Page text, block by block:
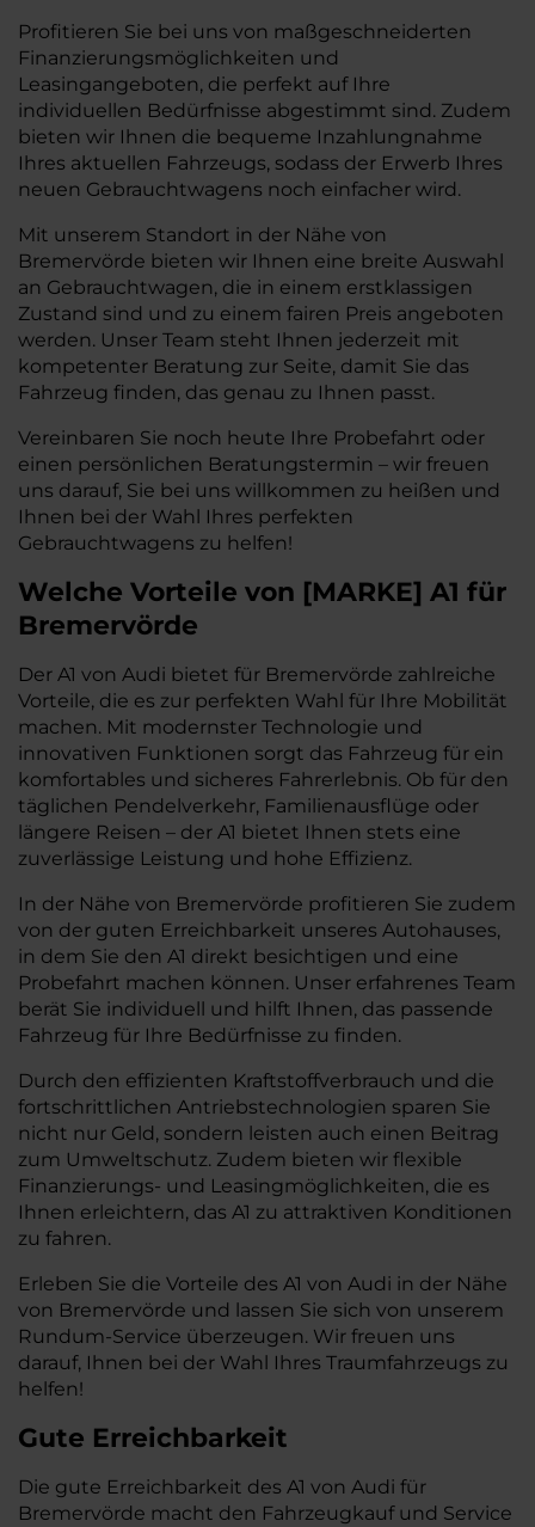
Profitieren Sie bei uns von maßgeschneiderten
Finanzierungsmöglichkeiten und
Leasingangeboten, die perfekt auf Ihre
individuellen Bedürfnisse abgestimmt sind. Zudem
bieten wir Ihnen die bequeme Inzahlungnahme
Ihres aktuellen Fahrzeugs, sodass der Erwerb Ihres
neuen Gebrauchtwagens noch einfacher wird.
Mit unserem Standort in der Nähe von
Bremervörde bieten wir Ihnen eine breite Auswahl
an Gebrauchtwagen, die in einem erstklassigen
Zustand sind und zu einem fairen Preis angeboten
werden. Unser Team steht Ihnen jederzeit mit
kompetenter Beratung zur Seite, damit Sie das
Fahrzeug finden, das genau zu Ihnen passt.
Vereinbaren Sie noch heute Ihre Probefahrt oder
einen persönlichen Beratungstermin – wir freuen
uns darauf, Sie bei uns willkommen zu heißen und
Ihnen bei der Wahl Ihres perfekten
Gebrauchtwagens zu helfen!
Welche Vorteile von [MARKE] A1 für
Bremervörde
Der A1 von Audi bietet für Bremervörde zahlreiche
Vorteile, die es zur perfekten Wahl für Ihre Mobilität
machen. Mit modernster Technologie und
innovativen Funktionen sorgt das Fahrzeug für ein
komfortables und sicheres Fahrerlebnis. Ob für den
täglichen Pendelverkehr, Familienausflüge oder
längere Reisen – der A1 bietet Ihnen stets eine
zuverlässige Leistung und hohe Effizienz.
In der Nähe von Bremervörde profitieren Sie zudem
von der guten Erreichbarkeit unseres Autohauses,
in dem Sie den A1 direkt besichtigen und eine
Probefahrt machen können. Unser erfahrenes Team
berät Sie individuell und hilft Ihnen, das passende
Fahrzeug für Ihre Bedürfnisse zu finden.
Durch den effizienten Kraftstoffverbrauch und die
fortschrittlichen Antriebstechnologien sparen Sie
nicht nur Geld, sondern leisten auch einen Beitrag
zum Umweltschutz. Zudem bieten wir flexible
Finanzierungs- und Leasingmöglichkeiten, die es
Ihnen erleichtern, das A1 zu attraktiven Konditionen
zu fahren.
Erleben Sie die Vorteile des A1 von Audi in der Nähe
von Bremervörde und lassen Sie sich von unserem
Rundum-Service überzeugen. Wir freuen uns
darauf, Ihnen bei der Wahl Ihres Traumfahrzeugs zu
helfen!
Gute Erreichbarkeit
Die gute Erreichbarkeit des A1 von Audi für
Bremervörde macht den Fahrzeugkauf und Service